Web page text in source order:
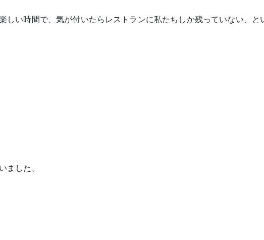
しい時間で、気が付いたらレストランに私たちしか残っていない、
ました。